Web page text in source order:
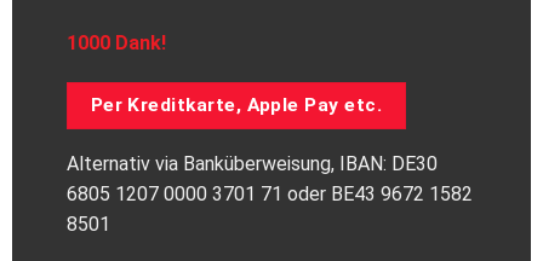
1000 Dank!
Per Kreditkarte, Apple Pay etc.
Alternativ via Banküberweisung, IBAN: DE30
6805 1207 0000 3701 71 oder BE43 9672 1582
8501